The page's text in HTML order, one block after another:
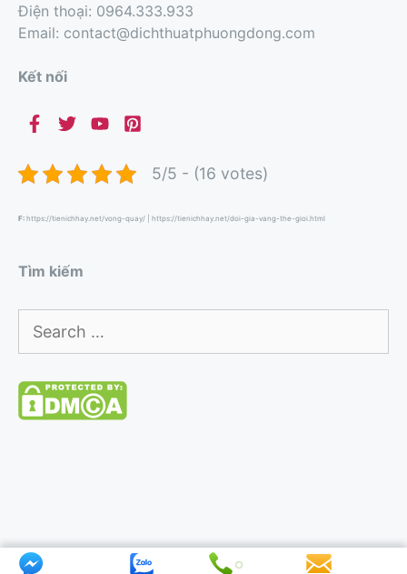
Điện thoại: 0964.333.933
Email: contact@dichthuatphuongdong.com
Kết nối
5/5 - (16 votes)
F: https://tienichhay.net/vong-quay/ https://tienichhay.net/doi-gia-vang-the-gioi.html
Tìm kiếm
for:
© 2026 Dịch Thuật Phương Đông